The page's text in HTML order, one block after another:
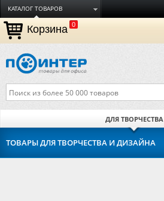
КАТАЛОГ ТОВАРОВ
ДОСТАВКА
ОПЛАТА
ТОРГОВЫЕ МАРКИ
О КОМПАНИИ
Корзина 0
ДЛЯ ТВОРЧЕСТВА
ТОВАРЫ ДЛЯ ТВОРЧЕСТВА И ДИЗАЙНА